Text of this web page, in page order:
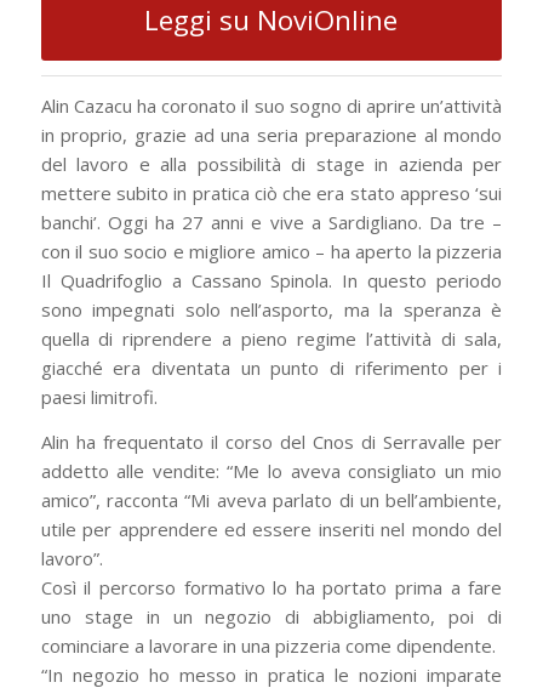
Leggi su NoviOnline
Alin Cazacu ha coronato il suo sogno di aprire un’attività
in proprio, grazie ad una seria preparazione al mondo
del lavoro e alla possibilità di stage in azienda per
mettere subito in pratica ciò che era stato appreso ‘sui
banchi’. Oggi ha 27 anni e vive a Sardigliano. Da tre –
con il suo socio e migliore amico – ha aperto la pizzeria
Il Quadrifoglio a Cassano Spinola. In questo periodo
sono impegnati solo nell’asporto, ma la speranza è
quella di riprendere a pieno regime l’attività di sala,
giacché era diventata un punto di riferimento per i
paesi limitrofi.
Alin ha frequentato il corso del Cnos di Serravalle per
addetto alle vendite: “Me lo aveva consigliato un mio
amico”, racconta “Mi aveva parlato di un bell’ambiente,
utile per apprendere ed essere inseriti nel mondo del
lavoro”.
Così il percorso formativo lo ha portato prima a fare
uno stage in un negozio di abbigliamento, poi di
cominciare a lavorare in una pizzeria come dipendente.
“In negozio ho messo in pratica le nozioni imparate